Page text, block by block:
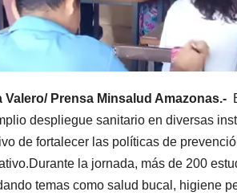
Valero/ Prensa Minsalud Amazonas.-
despliegue sanitario en diversas
de fortalecer las políticas de
‎Durante la jornada, más de 200
temas como salud bucal, higiene